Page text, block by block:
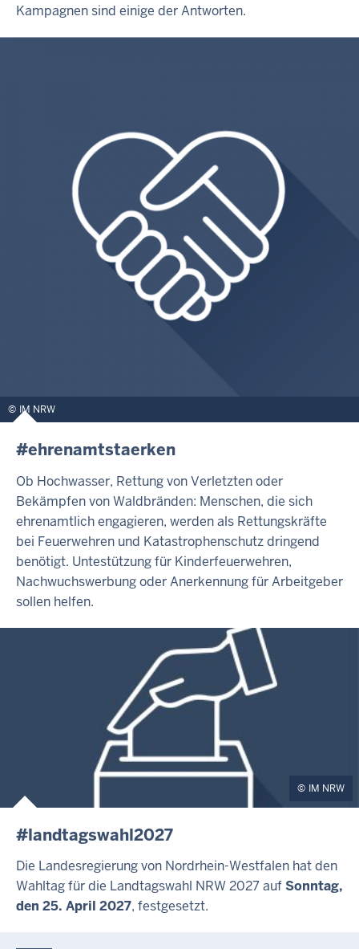
Kampagnen sind einige der Antworten.
IM NRW
#ehrenamtstaerken
Ob Hochwasser, Rettung von Verletzten oder
Bekämpfen von Waldbränden: Menschen, die sich
ehrenamtlich engagieren, werden als Rettungskräfte
bei Feuerwehren und Katastrophenschutz dringend
benötigt. Untestützung für Kinderfeuerwehren,
Nachwuchswerbung oder Anerkennung für Arbeitgeber
sollen helfen.
IM NRW
#landtagswahl2027
Die Landesregierung von Nordrhein-Westfalen hat den
Wahltag für die Landtagswahl NRW 2027 aufSonntag,
den 25. April 2027, festgesetzt.